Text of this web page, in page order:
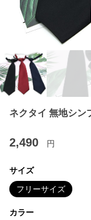
ネクタイ 無地シン
2,490 円
サイズ
フリーサイズ
カラー